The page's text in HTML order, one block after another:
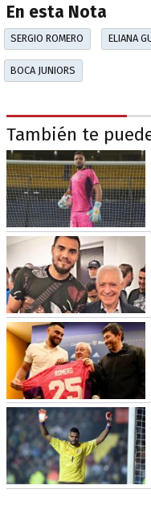
En esta Nota
SERGIO ROMERO ELIANA
BOCA JUNIORS
También te